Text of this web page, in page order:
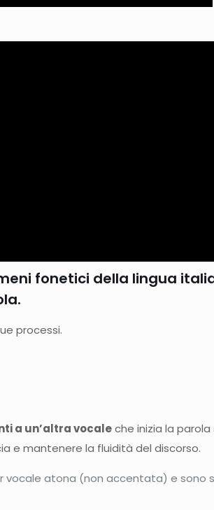
fonetici della lingua
processi.
a un’altra vocaleche inizia la
e mantenere la fluidità del discorso.
vocale atona (non accentata) e sono